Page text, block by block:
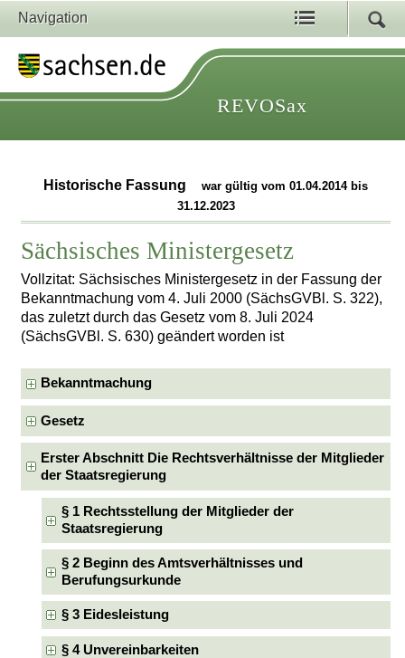
Navigation
REVOSax
Historische Fassung
war gültig vom 01.04.2014 bis
31.12.2023
Sächsisches Ministergesetz
Vollzitat: Sächsisches Ministergesetz in der Fassung der
Bekanntmachung vom 4. Juli 2000 (SächsGVBl. S. 322),
das zuletzt durch das Gesetz vom 8. Juli 2024
(SächsGVBl. S. 630) geändert worden ist
Bekanntmachung
Gesetz
Erster Abschnitt Die Rechtsverhältnisse der Mitglieder
der Staatsregierung
§ 1 Rechtsstellung der Mitglieder der
Staatsregierung
§ 2 Beginn des Amtsverhältnisses und
Berufungsurkunde
§ 3 Eidesleistung
§ 4 Unvereinbarkeiten